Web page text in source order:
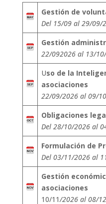
Gestión de
Del 15/09 al 29/09/
Gestión
22/092026 al 13/
Uso de la
asociaciones
22/09/2026 al 09/
Obligaciones
Del 28/10/2026 al
Formulación de
Del 03/11/2026 al
Gestión
asociaciones
10/11/2026 al 08/